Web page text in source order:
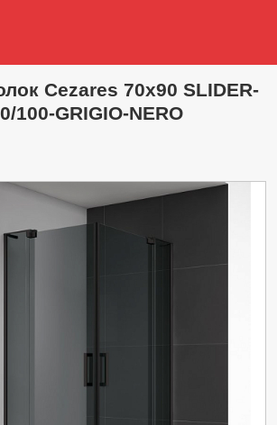
Cezares 70х90 SLIDER-
100-GRIGIO-NERO